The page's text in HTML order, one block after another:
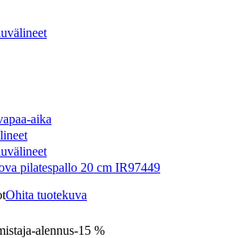
aika
pilatespallo 20 cm IR97449
Ohita tuotekuva
alennus-15 %